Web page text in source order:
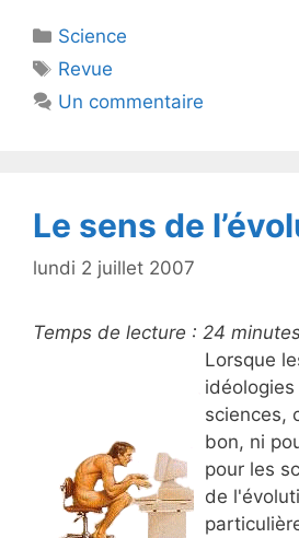
er e
o
Catégories
Science
Étiquettes
Revue
Un commentaire
Le sens de
lundi 2 juillet 2007
Temps de lecture : 24
Lorsque
sciences,
bon, ni
pour les
de